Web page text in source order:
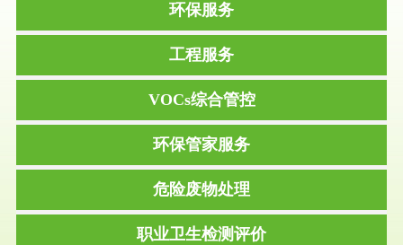
环保服务
工程服务
VOCs综合管控
环保管家服务
危险废物处理
职业卫生检测评价